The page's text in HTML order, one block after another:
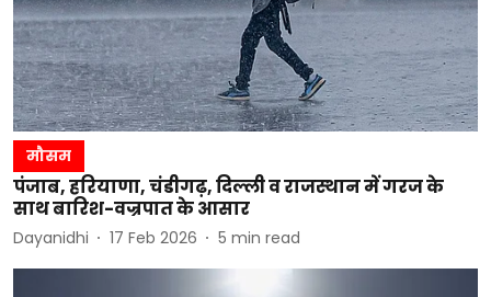
मौसम
पंजाब, हरियाणा, चंडीगढ़, दिल्ली व राजस्थान में गरज के
साथ बारिश-वज्रपात के आसार
Dayanidhi 17 Feb 2026 5 min read